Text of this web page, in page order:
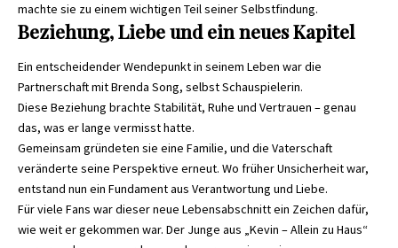
machte sie zu einem wichtigen Teil seiner Selbstfindung.
Beziehung, Liebe und ein neues Kapitel
Ein entscheidender Wendepunkt in seinem Leben war die
Partnerschaft mit Brenda Song, selbst Schauspielerin.
Diese Beziehung brachte Stabilität, Ruhe und Vertrauen – genau
das, was er lange vermisst hatte.
Gemeinsam gründeten sie eine Familie, und die Vaterschaft
veränderte seine Perspektive erneut. Wo früher Unsicherheit war,
entstand nun ein Fundament aus Verantwortung und Liebe.
Für viele Fans war dieser neue Lebensabschnitt ein Zeichen dafür,
wie weit er gekommen war. Der Junge aus „Kevin – Allein zu Haus“